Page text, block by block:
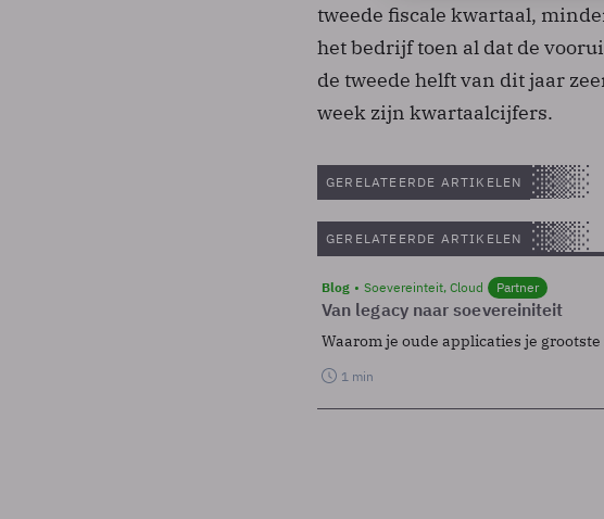
tweede fiscale kwartaal,
het bedrijf toen al dat de
de tweede helft van dit jaar
week zijn kwartaalcijfers.
GERELATEERDE ARTIKELEN
GERELATEERDE ARTIKELEN
Blog Soevereinteit, Cloud Partner
Van legacy naar soevereiniteit
Waarom je oude applicaties je
1 min